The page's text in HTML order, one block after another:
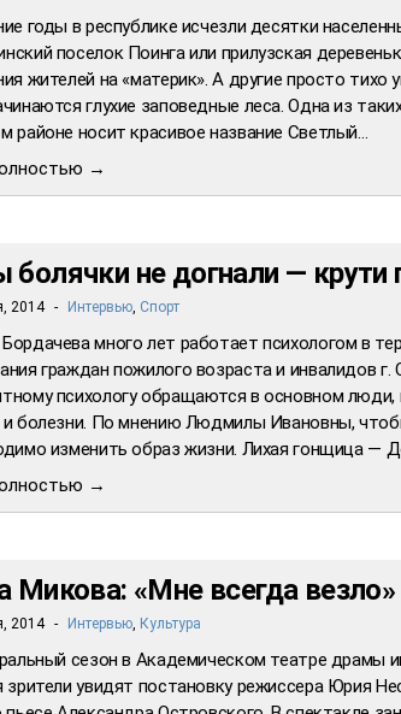
годы в республике исчезли десятки
поселок Поинга или прилузская
жителей на «материк». А другие просто
глухие заповедные леса. Одна из
районе носит красивое название Светлый…
→
болячки не догнали — крути
2014 - Интервью Спорт
много лет работает психологом в
граждан пожилого возраста и инвалидов
психологу обращаются в основном
болезни. По мнению Людмилы Ивановны,
изменить образ жизни. Лихая гонщица —
→
Микова: «Мне всегда везло»
2014 - Интервью Культура
сезон в Академическом театре драмы
зрители увидят постановку режиссера Юрия